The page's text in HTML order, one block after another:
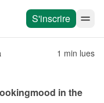
S'inscrire
1 min lues
in the